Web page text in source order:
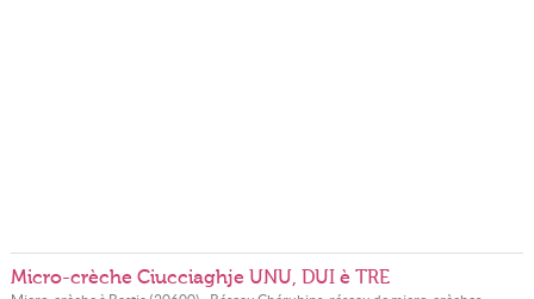
Micro-crèche Ciucciaghje UNU, DUI è TRE